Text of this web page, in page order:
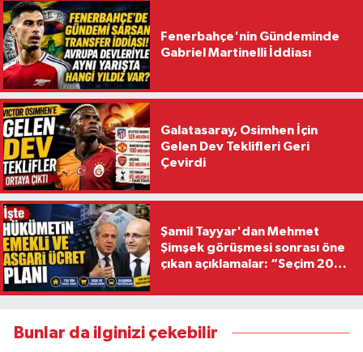
Fenerbahçe'nin Gündeminde
Gabriel Martinelli İddiası
Galatasaray, Osimhen İçin
Gelen Dev Teklifleri Geri
Çevirdi
Şamil Tayyar'dan Mehmet
Şimşek görüşmesi sonrası öne
çıkan açıklamalar: “Seçim 2028
Bunlar da ilginizi çekebilir